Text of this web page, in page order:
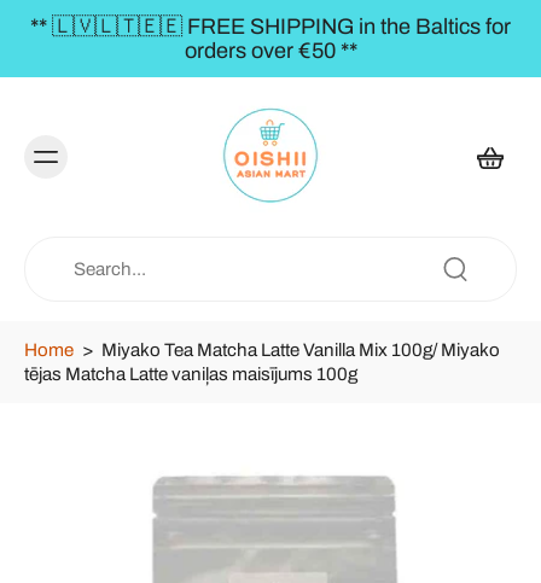
in the Baltics for
** FREE SHIPPING to the
Home > Miyako Tea Matcha Latte Vanilla Mix 100g/ Miyako
tējas Matcha Latte vaniļas maisījums 100g